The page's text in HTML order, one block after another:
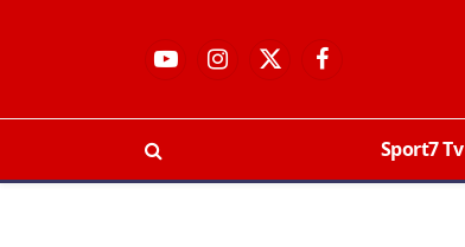
فيسبوكX
الانستغراميوتيوب
Sport7 Tv